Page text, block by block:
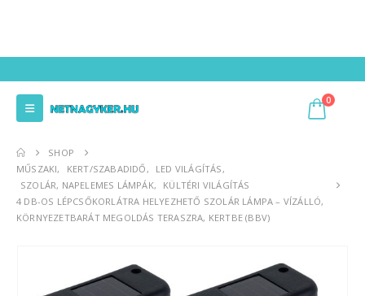
0
SHOP
MŰSZAKI, KERT/SZABADIDŐ, LED VILÁGÍTÁS,
SZOLÁR, NAPELEMES LÁMPÁK,
KÜLTÉRI VILÁGÍTÁS
4 DB-OS LÉPCSŐKORLÁTRA HELYEZHETŐ SZOLÁR LÁMPA – VÍZÁLLÓ,
KÖRNYEZETBARÁT MEGOLDÁS TERASZRA, KERTBE (BBV)